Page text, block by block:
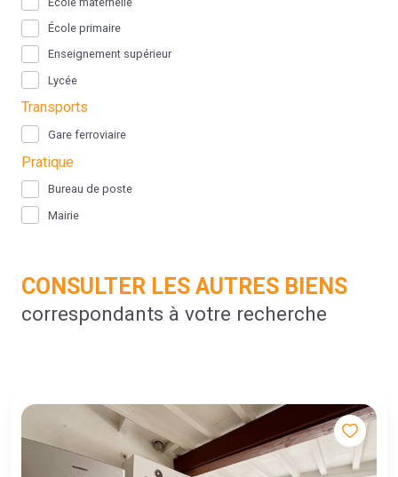
École primaire
Enseignement supérieur
Lycée
Transports
Gare ferroviaire
Pratique
Bureau de poste
Mairie
CONSULTER LES AUTRES BIENS
correspondants à votre recherche